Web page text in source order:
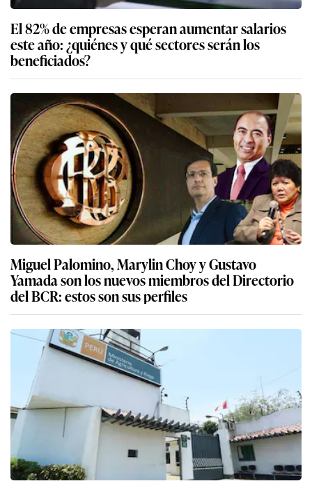
El 82% de empresas esperan aumentar salarios
este año: ¿quiénes y qué sectores serán los
beneficiados?
Miguel Palomino, Marylin Choy y Gustavo
Yamada son los nuevos miembros del Directorio
del BCR: estos son sus perfiles